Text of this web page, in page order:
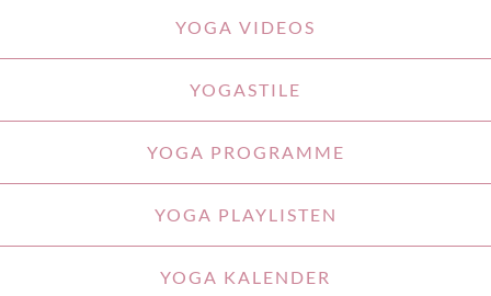
YOGA VIDEOS
YOGASTILE
YOGA PROGRAMME
YOGA PLAYLISTEN
YOGA KALENDER